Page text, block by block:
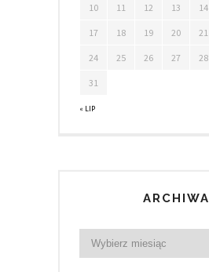
« LIP
10 11 12 13 14
17 18 19 20 21
24 25 26 27 28
31
ARCHIWA